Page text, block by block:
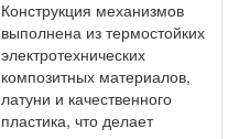
Конструкция механизмов
выполнена из термостойких
электротехнических
композитных материалов,
латуни и качественного
пластика, что делает